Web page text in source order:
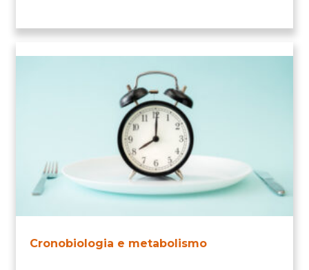
Cronobiologia e metabolismo